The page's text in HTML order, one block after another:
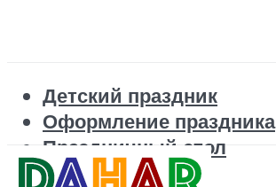
Детский праздник
Оформление праздника
Праздничный стол
Корпоратив